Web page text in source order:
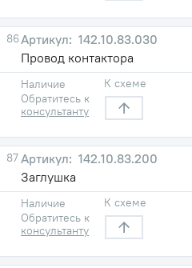
86
142.10.83.030
Провод контактора
Наличие
Обратитесь к
консультанту
К схеме
87
142.10.83.200
Заглушка
Наличие
Обратитесь к
консультанту
К схеме